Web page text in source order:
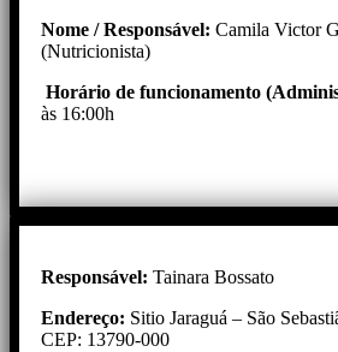
Nome / Responsável: Camila Victor
(Nutricionista)
Horário de funcionamento
às 16:00h
Responsável: Tainara Bossato
Endereço: Sitio Jaraguá – São
CEP: 13790-000